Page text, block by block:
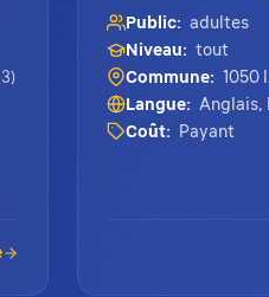
Public: adultes
Niveau: tout
Commune: 1050
Langue: Anglais,
Coût:
Payant